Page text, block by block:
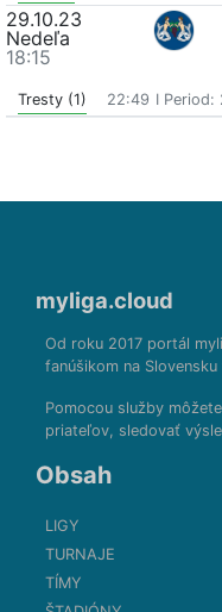
29.10.23
Nedeľa
18:15
Tresty (1) 22:49 I Period:
myliga.cloud
Od roku 2017 portál
fanúšikom na
Pomocou služby
priateľov, sledovať
Obsah
LIGY
TURNAJE
TÍMY